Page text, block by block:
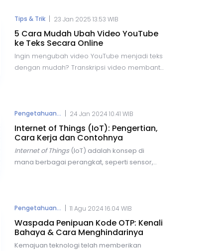
kemampuan untuk mengubah foto menjadi
video dengan bantuan AI.
Tips & Trik 23 Jan 2025 13.53 WIB
5 Cara Mudah Ubah Video YouTube
ke Teks Secara Online
Ingin mengubah video YouTube menjadi teks
dengan mudah? Transkripsi video membantu
dengan cepat dan akurat, menggunakan
berbagai alat yang tersedia secara gratis
maupun berbayar.
Pengetahuan... 24 Jan 2024 10.41 WIB
Internet of Things (IoT): Pengertian,
Cara Kerja dan Contohnya
Internet of Things(IoT) adalah konsep di
mana berbagai perangkat, seperti sensor,
dapat terkoneksi untuk melakukan berbagai
aktivitas, mulai dari pencarian informasi
hingga pengolahan data, tanpa perlu campur
tangan manusia.
Pengetahuan... 11 Agu 2024 16.04 WIB
Waspada Penipuan Kode OTP: Kenali
Bahaya & Cara Menghindarinya
Kemajuan teknologi telah memberikan